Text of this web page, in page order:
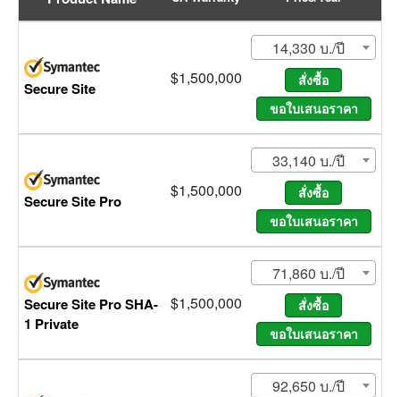
Secure Site
$1,500,000
14,330 บ./ปี
Secure Site Pro
$1,500,000
33,140 บ./ปี
Secure Site Pro SHA-
1 Private
$1,500,000
71,860 บ./ปี
92,650 บ./ปี